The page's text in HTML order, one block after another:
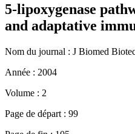
5-lipoxygenase
and adaptative
Nom du journal : J Biomed
Année : 2004
Volume : 2
Page de départ : 99